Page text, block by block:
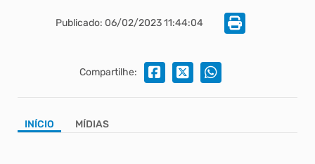
Publicado: 06/02/2023 11:44:04
Compartilhe:
INÍCIO MÍDIAS